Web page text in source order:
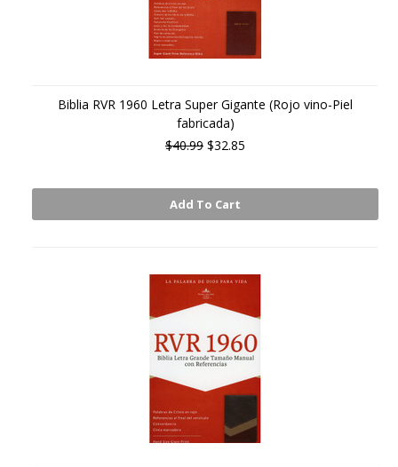
Biblia RVR 1960 Letra Super Gigante (Rojo vino-Piel
fabricada)
$40.99 $32.85
Add To Cart